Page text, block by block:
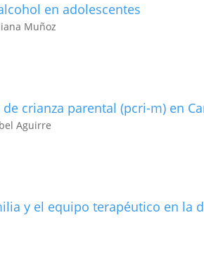
en adolescentes
Muñoz
crianza parental (pcri-m) en
Aguirre
y el equipo terapéutico en la